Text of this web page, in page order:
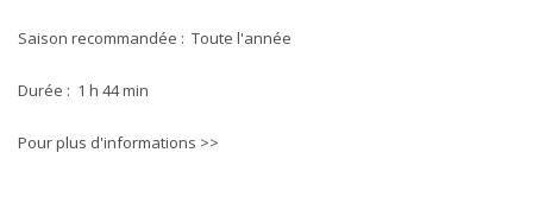
Saison recommandée : Toute l'année
Durée : 1 h 44 min
Pour plus d'informations >>